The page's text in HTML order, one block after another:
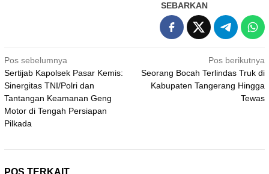
SEBARKAN
Navigasi
pos
Pos sebelumnya
Sertijab Kapolsek Pasar Kemis:
Sinergitas TNI/Polri dan
Tantangan Keamanan Geng
Motor di Tengah Persiapan
Pilkada
Pos berikutnya
Seorang Bocah Terlindas Truk di
Kabupaten Tangerang Hingga
Tewas